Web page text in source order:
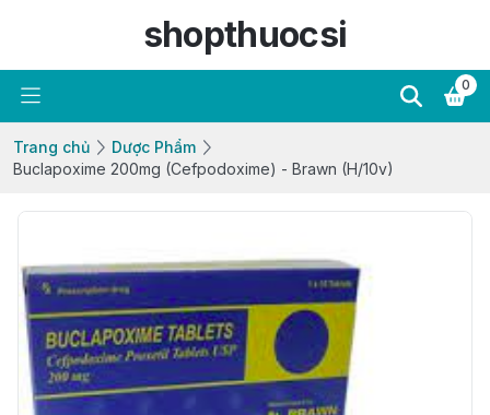
shopthuocsi
0
Trang chủ
Dược Phẩm
Buclapoxime 200mg (Cefpodoxime) - Brawn (H/10v)